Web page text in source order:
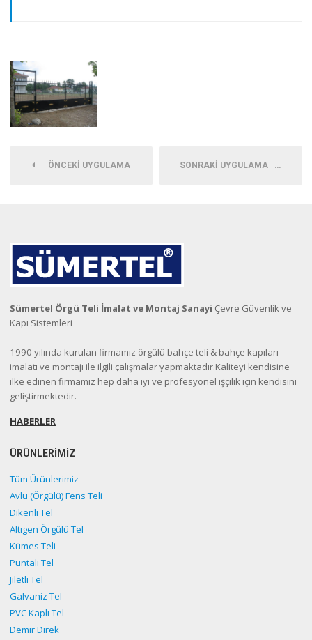
ÖNCEKI UYGULAMA SONRAKI UYGULAMA
Sümertel Örgü Teli İmalat ve Montaj Sanayi Çevre Güvenlik ve
Kapı Sistemleri
1990 yılında kurulan firmamız örgülü bahçe teli & bahçe kapıları
imalatı ve montajı ile ilgili çalışmalar yapmaktadır.Kaliteyi kendisine
ilke edinen firmamız hep daha iyi ve profesyonel işçilik için kendisini
geliştirmektedir.
HABERLER
ÜRÜNLERİMİZ
Tüm Ürünlerimiz
Avlu (Örgülü) Fens Teli
Dikenli Tel
Altıgen Örgülü Tel
Kümes Teli
Puntalı Tel
Jiletli Tel
Galvaniz Tel
PVC Kaplı Tel
Demir Direk